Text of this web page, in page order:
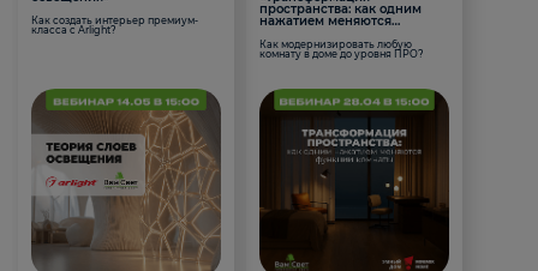
Как создать интерьер премиум-
класса с Arlight?
пространства: как одним
нажатием меняются
Как модернизировать любую
комнату в доме до уровня ПРО?